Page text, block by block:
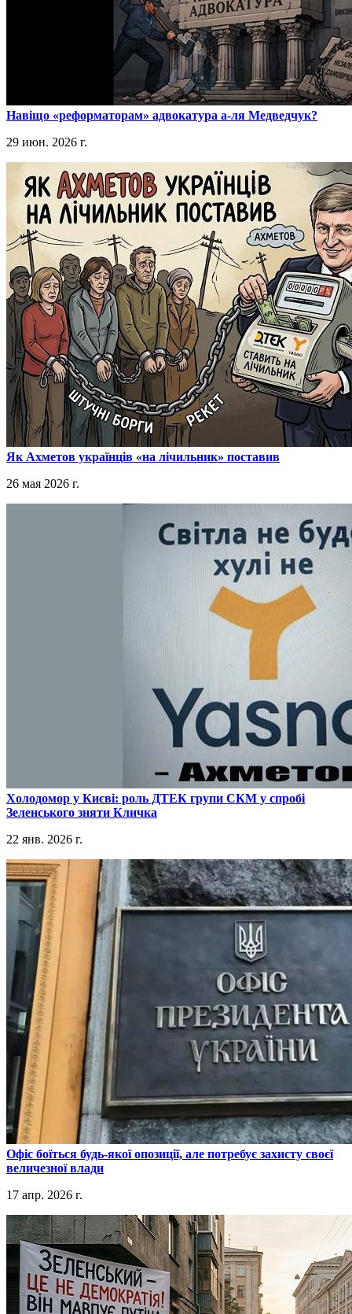
​Навіщо «реформаторам» адвокатура а-ля Медведчук?
29 июн. 2026 г.
​Як Ахметов українців «на лічильник» поставив
26 мая 2026 г.
​Холодомор у Києві: роль ДТЕК групи СКМ у спробі
Зеленського зняти Кличка
22 янв. 2026 г.
​Офіс боїться будь-якої опозиції, але потребує захисту своєї
величезної влади
17 апр. 2026 г.